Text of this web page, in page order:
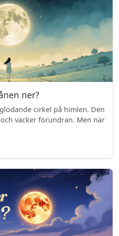
ner?
cirkel på himlen. Den
väcker förundran. Men när